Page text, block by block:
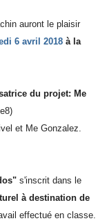
auront le plaisir
6 avril 2018 à la
du projet: Me
et Me Gonzalez.
s'inscrit dans le
à destination de
effectué en classe.